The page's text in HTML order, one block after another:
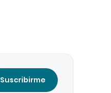
Suscribirme